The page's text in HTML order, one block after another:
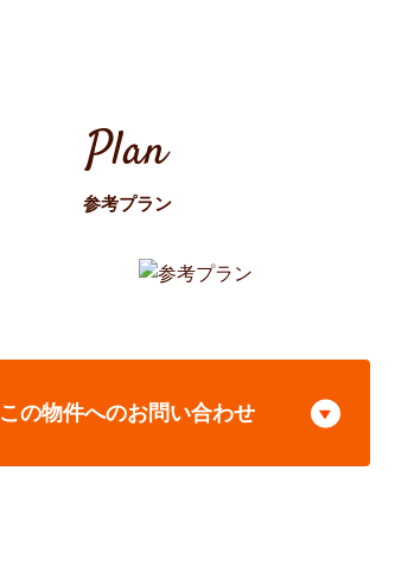
Plan
参考プラン
この物件へのお問い合わせ